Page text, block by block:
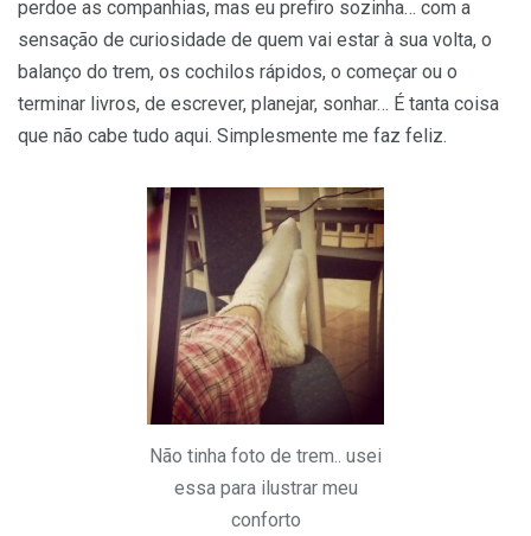
perdoe as companhias, mas eu prefiro sozinha… com a
sensação de curiosidade de quem vai estar à sua volta, o
balanço do trem, os cochilos rápidos, o começar ou o
terminar livros, de escrever, planejar, sonhar… É tanta coisa
que não cabe tudo aqui. Simplesmente me faz feliz.
Não tinha foto de trem.. usei
essa para ilustrar meu
conforto